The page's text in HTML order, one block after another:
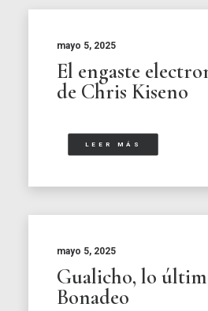
mayo 5, 2025
El engaste
de Chris Kiseno
LEER MÁS
mayo 5, 2025
Gualicho, lo
Bonadeo